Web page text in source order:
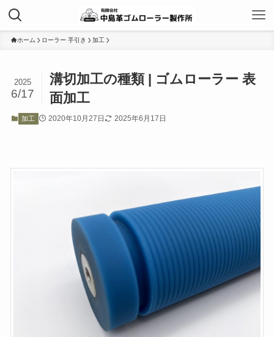
ホーム ローラー 手引き 加工
溝切加工の種類 | ゴムローラー 表
面加工
2025
6/17
加工 2020年10月27日 2025年6月17日